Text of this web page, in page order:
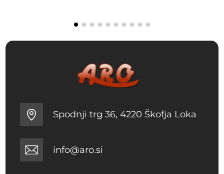
Spodnji trg 36, 4220 Škofja Loka
info@aro.si